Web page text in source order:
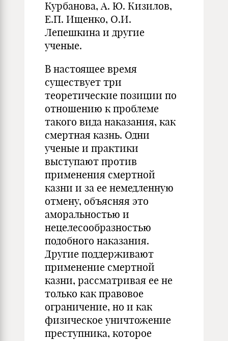
Курбанова, А. Ю. Кизилов,
Е.П. Ищенко, О.И.
Лепешкина и другие
ученые.
В настоящее время
существует три
теоретические позиции по
отношению к проблеме
такого вида наказания, как
смертная казнь. Одни
ученые и практики
выступают против
применения смертной
казни и за ее немедленную
отмену, объясняя это
аморальностью и
нецелесообразностью
подобного наказания.
Другие поддерживают
применение смертной
казни, рассматривая ее не
только как правовое
ограничение, но и как
физическое уничтожение
преступника, которое